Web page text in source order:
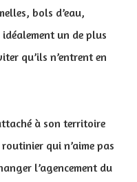
bols d’eau,
un de plus
qu’ils n’entrent en
à son territoire
qui n’aime pas
l’agencement du